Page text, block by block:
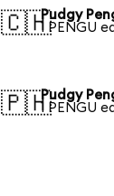
🇨🇭Pudgy
1 PENGU
🇵🇭Pudgy
1 PENGU